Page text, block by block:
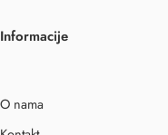
Informacije
O nama